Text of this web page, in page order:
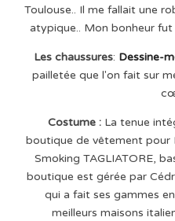
Toulouse.. Il me fallait une
atypique.. Mon bonheur
Les chaussures: Dessine-
pailletée que l'on fait sur
Costume : La tenue
boutique de vêtement pour
Smoking TAGLIATORE,
boutique est gérée par
qui a fait ses gammes
meilleurs maisons